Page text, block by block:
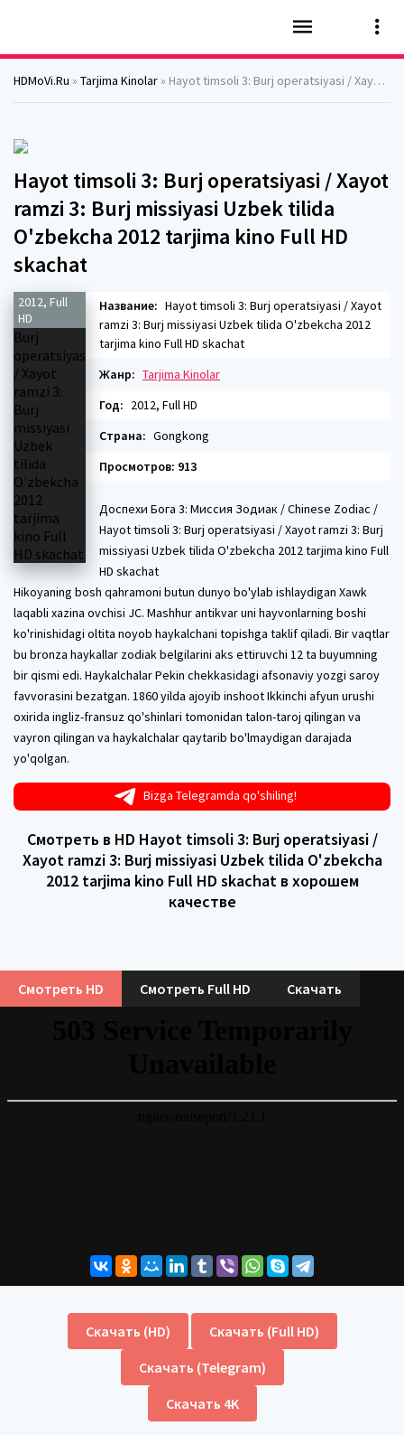
HDMoVi.Ru » Tarjima Kinolar » Hayot timsoli 3: Burj operatsiyasi / Xayot ramzi 3: Burj missiyasi Uzbek tilida O'zbekcha 2012 tarjima kino Full HD skachat
Hayot timsoli 3: Burj operatsiyasi / Xayot
ramzi 3: Burj missiyasi Uzbek tilida
O'zbekcha 2012 tarjima kino Full HD
skachat
2012, Full
HD
Название: Hayot timsoli 3: Burj operatsiyasi / Xayot
ramzi 3: Burj missiyasi Uzbek tilida O'zbekcha 2012
tarjima kino Full HD skachat
Жанр: Tarjima Kinolar
Год: 2012, Full HD
Страна: Gongkong
Просмотров: 913
Доспехи Бога 3: Миссия Зодиак / Chinese Zodiac /
Hayot timsoli 3: Burj operatsiyasi / Xayot ramzi 3: Burj
missiyasi Uzbek tilida O'zbekcha 2012 tarjima kino Full
HD skachat
Hikoyaning bosh qahramoni butun dunyo bo'ylab ishlaydigan Xawk
laqabli xazina ovchisi JC. Mashhur antikvar uni hayvonlarning boshi
ko'rinishidagi oltita noyob haykalchani topishga taklif qiladi. Bir vaqtlar
bu bronza haykallar zodiak belgilarini aks ettiruvchi 12 ta buyumning
bir qismi edi. Haykalchalar Pekin chekkasidagi afsonaviy yozgi saroy
favvorasini bezatgan. 1860 yilda ajoyib inshoot Ikkinchi afyun urushi
oxirida ingliz-fransuz qo'shinlari tomonidan talon-taroj qilingan va
vayron qilingan va haykalchalar qaytarib bo'lmaydigan darajada
yo'qolgan.
Bizga Telegramda qo'shiling!
Смотреть в HD Hayot timsoli 3: Burj operatsiyasi /
Xayot ramzi 3: Burj missiyasi Uzbek tilida O'zbekcha
2012 tarjima kino Full HD skachat в хорошем
качестве
Смотреть HD Смотреть Full HD Скачать
Скачать (HD)
Скачать (Full HD)
Скачать (Telegram)
Скачать 4K